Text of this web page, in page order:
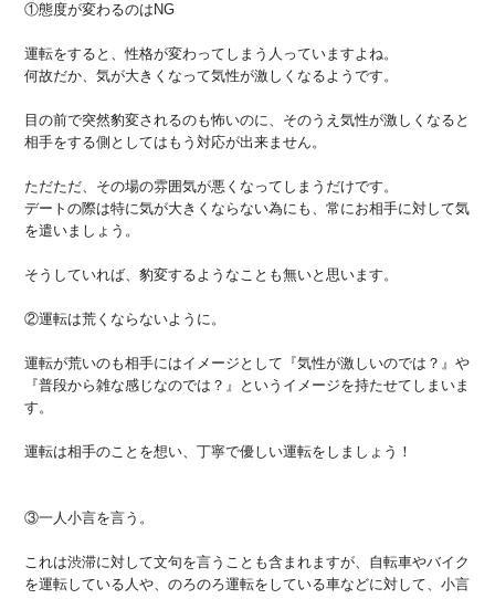
①態度が変わるのはNG
運転をすると、性格が変わってしまう人っていますよね。
何故だか、気が大きくなって気性が激しくなるようです。
目の前で突然豹変されるのも怖いのに、そのうえ気性が激しくなると
相手をする側としてはもう対応が出来ません。
ただただ、その場の雰囲気が悪くなってしまうだけです。
デートの際は特に気が大きくならない為にも、常にお相手に対して気
を遣いましょう。
そうしていれば、豹変するようなことも無いと思います。
②運転は荒くならないように。
運転が荒いのも相手にはイメージとして『気性が激しいのでは？』や
『普段から雑な感じなのでは？』というイメージを持たせてしまいま
す。
運転は相手のことを想い、丁寧で優しい運転をしましょう！
③一人小言を言う。
これは渋滞に対して文句を言うことも含まれますが、自転車やバイク
を運転している人や、のろのろ運転をしている車などに対して、小言